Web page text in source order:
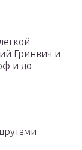
Гринвич и
и до